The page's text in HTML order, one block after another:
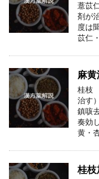
薏苡
剤が
度は
苡仁
麻黄
桂枝
治す
鎮咳
奏効
黄・
桂枝